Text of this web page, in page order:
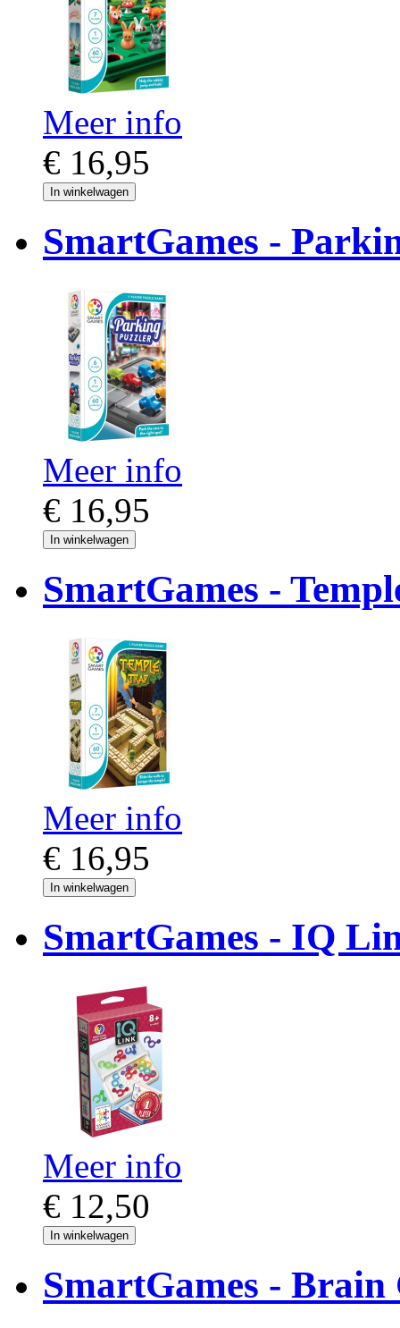
Meer info
€ 16,95
In winkelwagen
SmartGames -
Meer info
€ 16,95
In winkelwagen
SmartGames -
Meer info
€ 16,95
In winkelwagen
SmartGames - IQ
Meer info
€ 12,50
In winkelwagen
SmartGames - Brain